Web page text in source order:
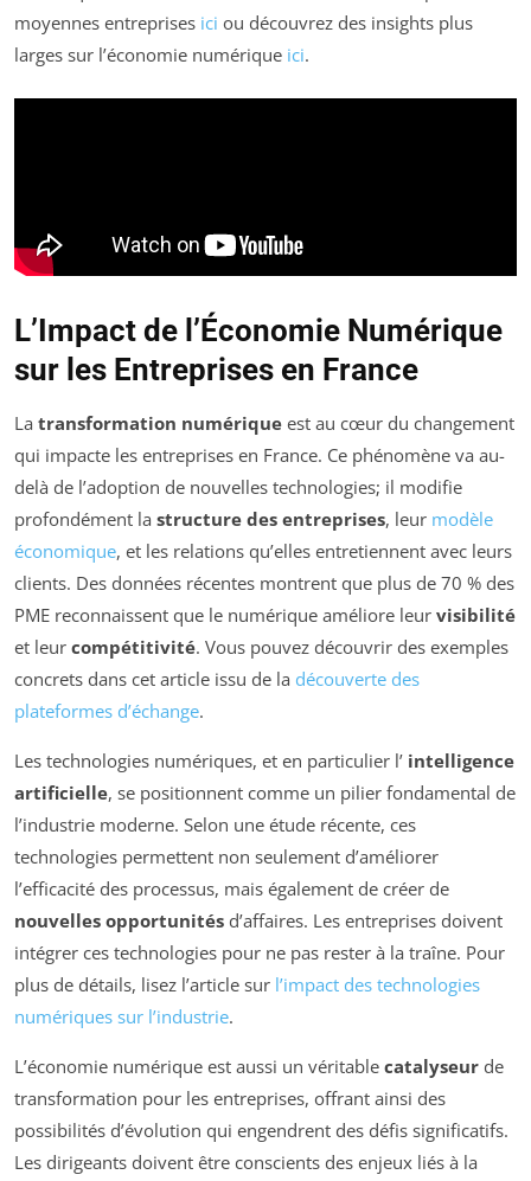
moyennes entreprises ici ou découvrez des insights plus
larges sur l’économie numérique ici.
L’Impact de l’Économie Numérique
sur les Entreprises en France
La transformation numérique est au cœur du changement
qui impacte les entreprises en France. Ce phénomène va au-
delà de l’adoption de nouvelles technologies; il modifie
profondément la structure des entreprises, leur modèle
économique, et les relations qu’elles entretiennent avec leurs
clients. Des données récentes montrent que plus de 70 % des
PME reconnaissent que le numérique améliore leur visibilité
et leur compétitivité. Vous pouvez découvrir des exemples
concrets dans cet article issu de la découverte des
plateformes d’échange.
Les technologies numériques, et en particulier l’ intelligence
artificielle, se positionnent comme un pilier fondamental de
l’industrie moderne. Selon une étude récente, ces
technologies permettent non seulement d’améliorer
l’efficacité des processus, mais également de créer de
nouvelles opportunités d’affaires. Les entreprises doivent
intégrer ces technologies pour ne pas rester à la traîne. Pour
plus de détails, lisez l’article sur l’impact des technologies
numériques sur l’industrie.
L’économie numérique est aussi un véritable catalyseur de
transformation pour les entreprises, offrant ainsi des
possibilités d’évolution qui engendrent des défis significatifs.
Les dirigeants doivent être conscients des enjeux liés à la